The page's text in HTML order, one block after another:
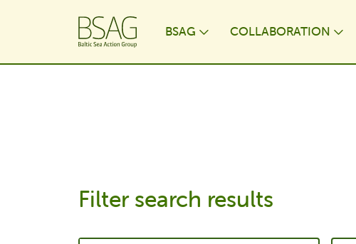
BSAG COLLABORATION
Filter search results